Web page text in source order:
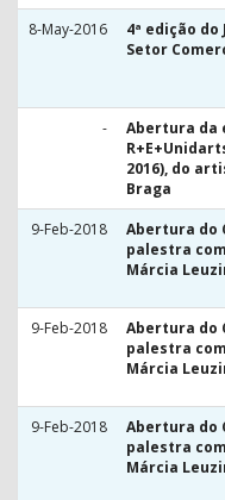
8-May-2016
4ª edição do
Setor
-
Abertura da
2016), do
Braga
9-Feb-2018
Abertura do
palestra
Márcia
9-Feb-2018
Abertura do
palestra
Márcia
9-Feb-2018
Abertura do
palestra
Márcia